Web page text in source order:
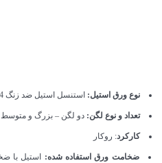
نوع ورق استیل: استنسل استیل ضد زنگ 304
تعداد و نوع لگن: دو لگن – بزرگ و متوسط
کارکرد: روکار
ضخامت ورق استفاده شده: